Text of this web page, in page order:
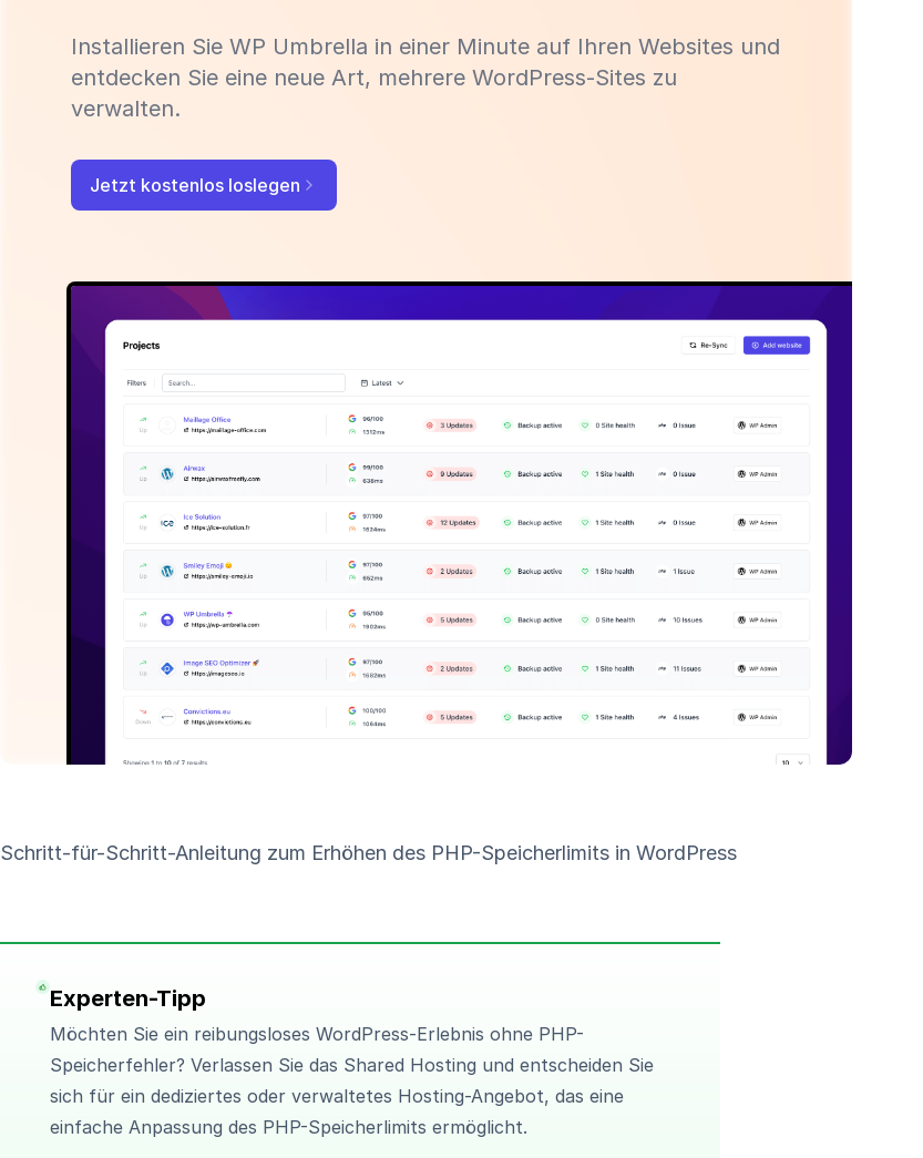
Installieren Sie WP Umbrella in einer Minute auf Ihren Websites und
entdecken Sie eine neue Art, mehrere WordPress-Sites zu
verwalten.
Jetzt kostenlos loslegen
Schritt-für-Schritt-Anleitung zum Erhöhen des PHP-Speicherlimits in WordPress
Experten-Tipp
Möchten Sie ein reibungsloses WordPress-Erlebnis ohne PHP-
Speicherfehler? Verlassen Sie das Shared Hosting und entscheiden Sie
sich für ein dediziertes oder verwaltetes Hosting-Angebot, das eine
einfache Anpassung des PHP-Speicherlimits ermöglicht.